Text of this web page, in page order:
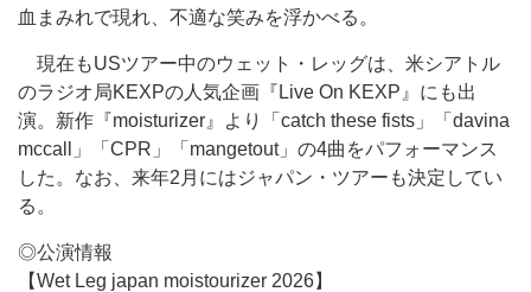
血まみれで現れ、不適な笑みを浮かべる。
現在もUSツアー中のウェット・レッグは、米シアトル
のラジオ局KEXPの人気企画『Live On KEXP』にも出
演。新作『moisturizer』より「catch these fists」「davina
mccall」「CPR」「mangetout」の4曲をパフォーマンス
した。なお、来年2月にはジャパン・ツアーも決定してい
る。
◎公演情報
【Wet Leg japan moistourizer 2026】